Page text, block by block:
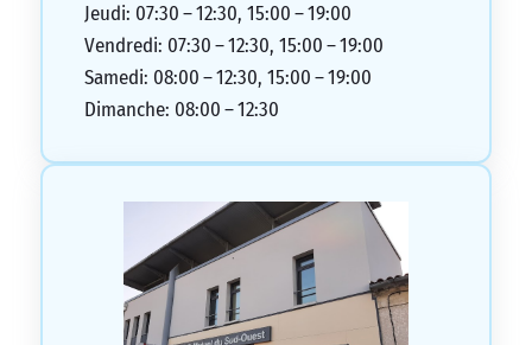
Jeudi: 07:30 – 12:30, 15:00 – 19:00
Vendredi: 07:30 – 12:30, 15:00 – 19:00
Samedi: 08:00 – 12:30, 15:00 – 19:00
Dimanche: 08:00 – 12:30